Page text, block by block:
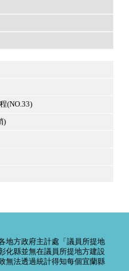
(NO.33)
)
地方政府主計處「議員所提地
化縣並無在議員所提地方建設
無法透過統計得知每個宜蘭縣